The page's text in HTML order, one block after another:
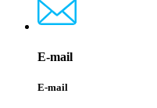
E-mail
E-mail